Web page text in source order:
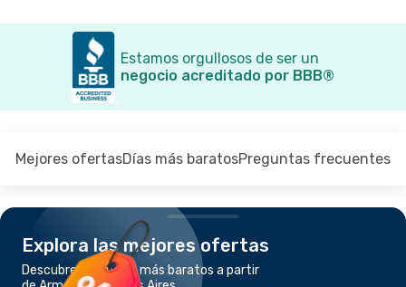
Estamos orgullosos de ser un
negocio acreditado por BBB®
Mejores ofertasDías más baratosPreguntas frecuentes
Explora las mejores ofertas
Descubre los vuelos más baratos a partir